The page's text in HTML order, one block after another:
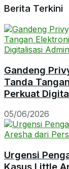
Berita Terkini
Gandeng
Tanda
Perkuat
05/06/2026
Urgensi